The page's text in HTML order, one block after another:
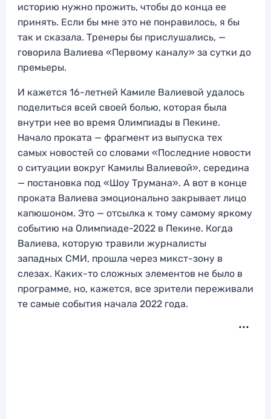
историю нужно прожить, чтобы до конца ее
принять. Если бы мне это не понравилось, я бы
так и сказала. Тренеры бы прислушались, —
говорила Валиева «Первому каналу» за сутки до
премьеры.
И кажется 16-летней Камиле Валиевой удалось
поделиться всей своей болью, которая была
внутри нее во время Олимпиады в Пекине.
Начало проката — фрагмент из выпуска тех
самых новостей со словами «Последние новости
о ситуации вокруг Камилы Валиевой», середина
— постановка под «Шоу Трумана». А вот в конце
проката Валиева эмоционально закрывает лицо
капюшоном. Это — отсылка к тому самому яркому
событию на Олимпиаде-2022 в Пекине. Когда
Валиева, которую травили журналисты
западных СМИ, прошла через микст-зону в
слезах. Каких-то сложных элементов не было в
программе, но, кажется, все зрители переживали
те самые события начала 2022 года.